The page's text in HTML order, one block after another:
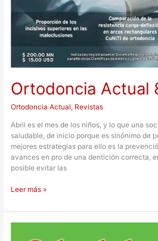
Ortodoncia Actual
Ortodoncia Actual, Revistas
Abril es el mes de los niños, y lo que una
saludable, de inicio porque es sinónimo de
mejores estrategias para ello es la
avances en pro de una dentición correcta,
posible evitar las
Leer más »
Actual